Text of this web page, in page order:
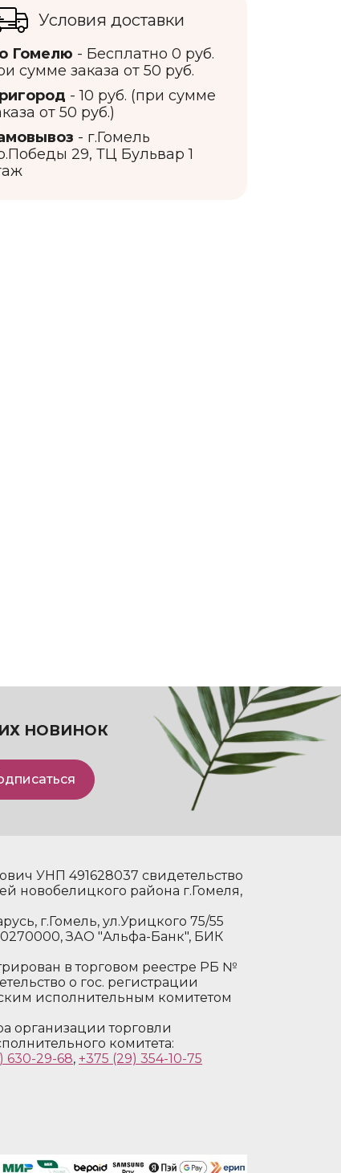
Условия доставки
Гомелю - Бесплатно 0 руб.
сумме заказа от 50 руб.
- 10 руб. (при сумме
от 50 руб.)
- г.Гомель
29, ТЦ Бульвар 1
НОВИНОК
УНП 491628037 свидетельство
новобелицкого района г.Гомеля,
г.Гомель, ул.Урицкого 75/55
ЗАО "Альфа-Банк", БИК
в торговом реестре РБ №
о гос. регистрации
исполнительным комитетом
организации торговли
комитета:
630-29-68, +375 (29) 354-10-75